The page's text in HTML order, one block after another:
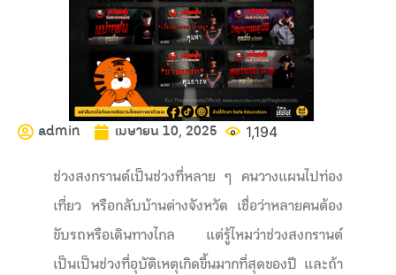
admin เมษายน 10, 2025 1,194
ช่วงสงกรานต์เป็นช่วงที่หลาย ๆ คนวางแผนไปท่อง
เที่ยว หรือกลับบ้านต่างจังหวัด เชื่อว่าหลายคนต้อง
ขับรถหรือเดินทางไกล แต่รู้ไหมว่าช่วงสงกรานต์
เป็นเป็นช่วงที่อุบัติเหตุเกิดขึ้นมากที่สุดของปี และถ้า